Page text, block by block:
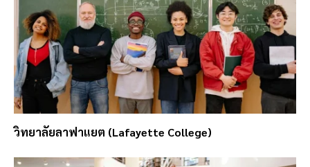
วิทยาลัยลาฟาแยต (Lafayette College)